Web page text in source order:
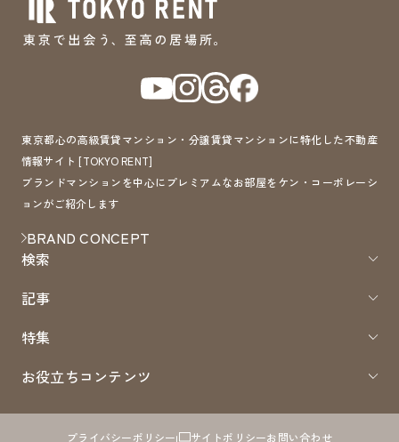
東京都心の高級賃貸マンション・分譲賃貸マンションに特化した不動産
情報サイト [TOKYO RENT]
ブランドマンションを中心にプレミアムなお部屋をケン・コーポレーシ
ョンがご紹介します
BRAND CONCEPT
検索
記事
特集
お役立ちコンテンツ
プライバシーポリシー サイトポリシーお問い合わせ